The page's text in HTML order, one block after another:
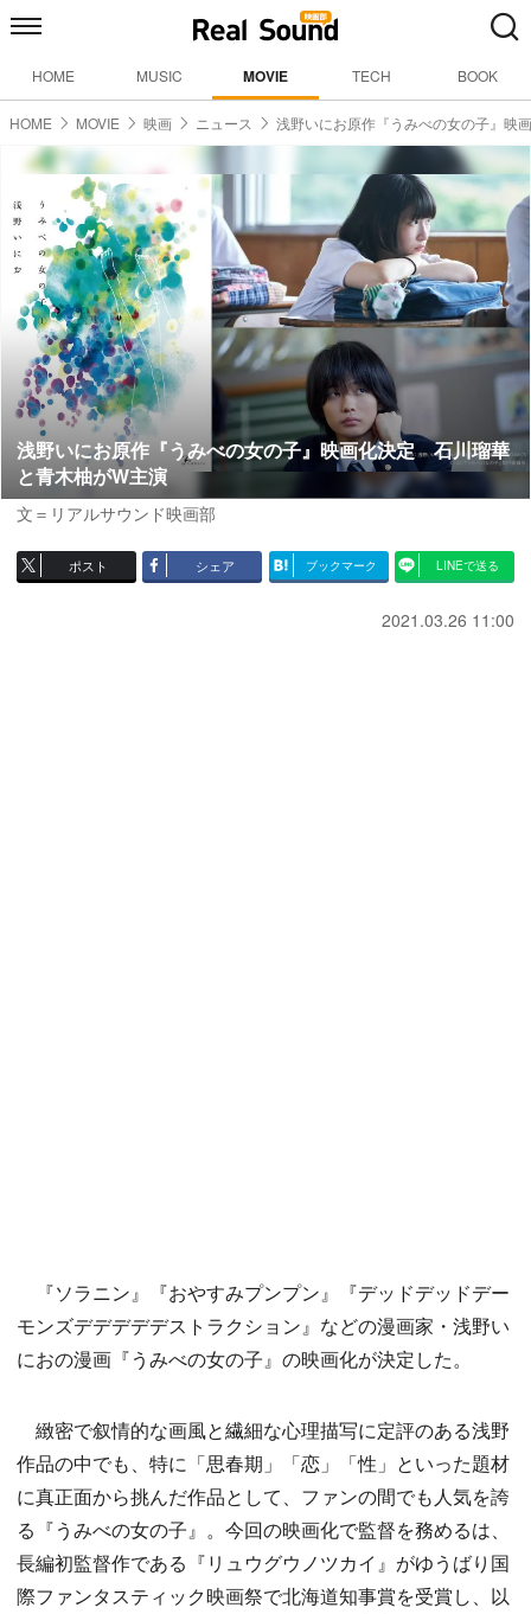
HOME MUSIC MOVIE TECH BOOK
HOME MOVIE 映画 ニュース 浅野いにお原作『うみべの女の子』映
浅野いにお原作『うみべの女の子』映画化決定 石川瑠華
と青木柚がW主演
文＝リアルサウンド映画部
ポスト シェア ブックマーク LINEで送る
2021.03.26 11:00
『ソラニン』『おやすみプンプン』『デッドデッドデー
モンズデデデデデストラクション』などの漫画家・浅野い
におの漫画『うみべの女の子』の映画化が決定した。
緻密で叙情的な画風と繊細な心理描写に定評のある浅野
作品の中でも、特に「思春期」「恋」「性」といった題材
に真正面から挑んだ作品として、ファンの間でも人気を誇
る『うみべの女の子』。今回の映画化で監督を務めるは、
長編初監督作である『リュウグウノツカイ』がゆうばり国
際ファンタスティック映画祭で北海道知事賞を受賞し、以